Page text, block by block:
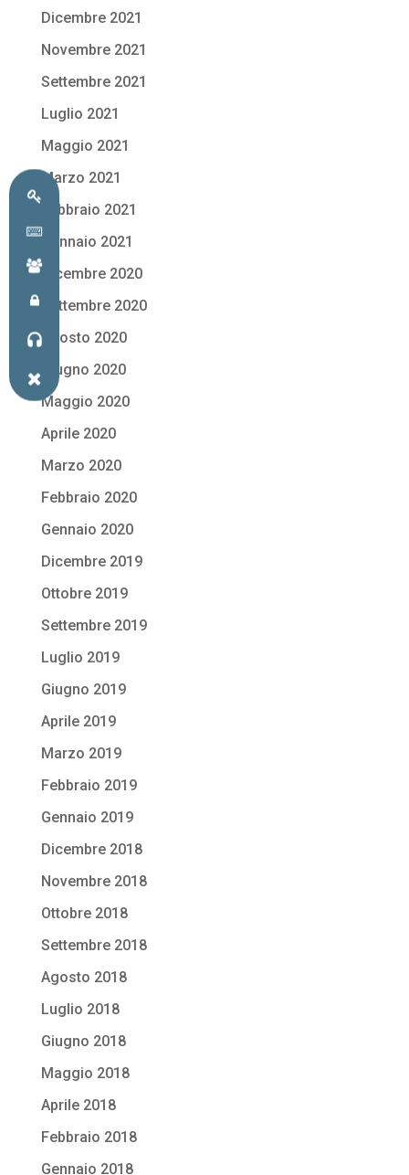
Dicembre 2021
Novembre 2021
Settembre 2021
Luglio 2021
Maggio 2021
Marzo 2021
Febbraio 2021
Gennaio 2021
Dicembre 2020
Settembre 2020
Agosto 2020
Giugno 2020
Maggio 2020
Aprile 2020
Marzo 2020
Febbraio 2020
Gennaio 2020
Dicembre 2019
Ottobre 2019
Settembre 2019
Luglio 2019
Giugno 2019
Aprile 2019
Marzo 2019
Febbraio 2019
Gennaio 2019
Dicembre 2018
Novembre 2018
Ottobre 2018
Settembre 2018
Agosto 2018
Luglio 2018
Giugno 2018
Maggio 2018
Aprile 2018
Febbraio 2018
Gennaio 2018